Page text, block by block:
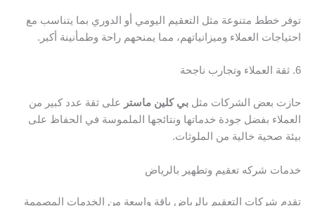
توفر خطط متنوعة مثل التعقيم اليومي أو الدوري بما يتناسب مع
احتياجات العملاء وميزانياتهم، مما يمنحهم راحة وطمأنينة أكبر.
6. ثقة العملاء وتجارب ناجحة
حازت بعض الشركات مثل بي كلين ماستر على ثقة عدد كبير من
العملاء بفضل جودة خدماتها ونتائجها الملموسة في الحفاظ على
بيئة صحية خالية من الملوثات.
خدمات شركه تعقيم وتطهير بالرياض
تقدم شركات التعقيم بالرياض باقة واسعة من الخدمات المصممة